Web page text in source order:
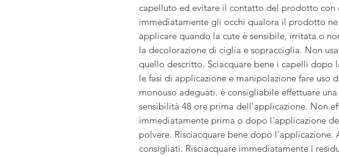
capelluto ed evitare il contatto del prodotto con
immediatamente gli occhi qualora il prodotto
applicare quando la cute è sensibile, irritata o
la decolorazione di ciglia e sopracciglia. Non
quello descritto. Sciacquare bene i capelli dopo
le fasi di applicazione e manipolazione fare uso
monouso adeguati. è consigliabile effettuare
sensibilità 48 ore prima dell'applicazione. Non
immediatamente prima o dopo l'applicazione
polvere. Risciacquare bene dopo l'applicazione.
consigliati. Risciacquare immediatamente i